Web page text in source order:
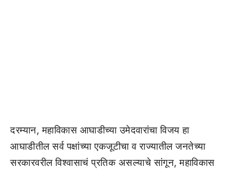
दरम्यान, महाविकास आघाडीच्या उमेदवारांचा विजय हा
आघाडीतील सर्व पक्षांच्या एकजूटीचा व राज्यातील जनतेच्या
सरकारवरील विश्वासाचं प्रतिक असल्याचे सांगून, महाविकास